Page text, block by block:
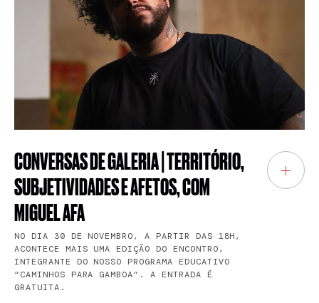
CONVERSAS DE GALERIA | TERRITÓRIO,
SUBJETIVIDADES E AFETOS, COM
MIGUEL AFA
NO DIA 30 DE NOVEMBRO, A PARTIR DAS 18H,
ACONTECE MAIS UMA EDIÇÃO DO ENCONTRO,
INTEGRANTE DO NOSSO PROGRAMA EDUCATIVO
“CAMINHOS PARA GAMBOA”. A ENTRADA É
GRATUITA.